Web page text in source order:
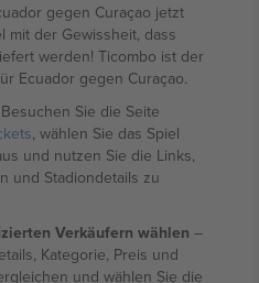
gegen Curaçao jetzt
mit der Gewissheit, dass
werden! Ticombo ist der
Ecuador gegen Curaçao.
Sie die Seite
, wählen Sie das Spiel
und nutzen Sie die Links,
und Stadiondetails zu
Verkäufern wählen –
Kategorie, Preis und
und wählen Sie die